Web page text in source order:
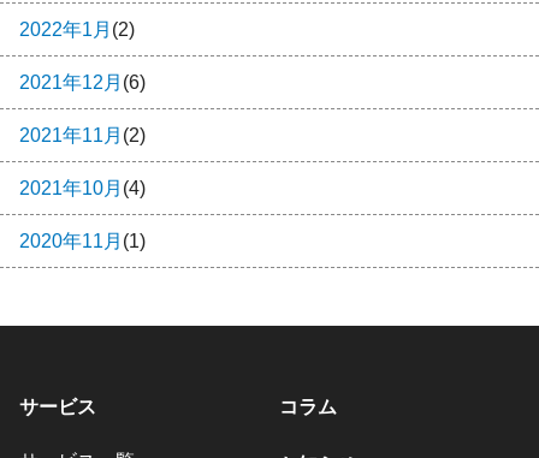
2022年1月 (2)
2021年12月 (6)
2021年11月 (2)
2021年10月 (4)
2020年11月 (1)
サービス コラム